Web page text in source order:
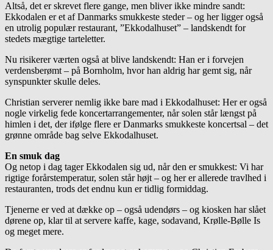
Altså, det er skrevet flere gange, men bliver ikke mindre sandt:
Ekkodalen er et af Danmarks smukkeste steder – og her ligger også
en utrolig populær restaurant, ”Ekkodalhuset” – landskendt for
stedets mægtige tarteletter.
Nu risikerer værten også at blive landskendt: Han er i forvejen
verdensberømt – på Bornholm, hvor han aldrig har gemt sig, når
synspunkter skulle deles.
Christian serverer nemlig ikke bare mad i Ekkodalhuset: Her er også
nogle virkelig fede koncertarrangementer, når solen står længst på
himlen i det, der ifølge flere er Danmarks smukkeste koncertsal – det
grønne område bag selve Ekkodalhuset.
En smuk dag
Og netop i dag tager Ekkodalen sig ud, når den er smukkest: Vi har
rigtige forårstemperatur, solen står højt – og her er allerede travlhed i
restauranten, trods det endnu kun er tidlig formiddag.
Tjenerne er ved at dække op – også udendørs – og kiosken har slået
dørene op, klar til at servere kaffe, kage, sodavand, Krølle-Bølle Is
og meget mere.